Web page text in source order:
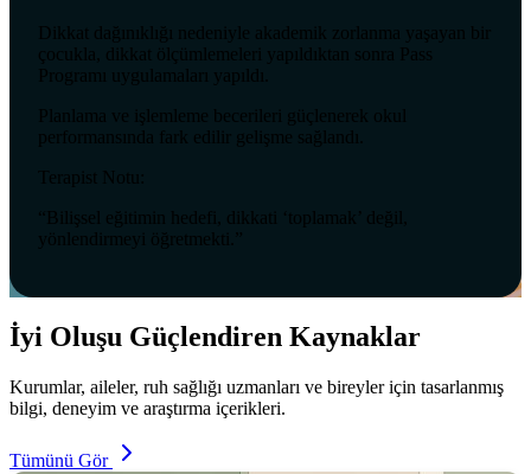
Dikkat dağınıklığı nedeniyle akademik zorlanma yaşayan bir
çocukla, dikkat ölçümlemeleri yapıldıktan sonra Pass
Programı uygulamaları yapıldı.
Planlama ve işlemleme becerileri güçlenerek okul
performansında fark edilir gelişme sağlandı.
Terapist Notu:
“Bilişsel eğitimin hedefi, dikkati ‘toplamak’ değil,
yönlendirmeyi öğretmekti.”
İyi Oluşu Güçlendiren Kaynaklar
Kurumlar, aileler, ruh sağlığı uzmanları ve bireyler için tasarlanmış
bilgi, deneyim ve araştırma içerikleri.
Tümünü Gör